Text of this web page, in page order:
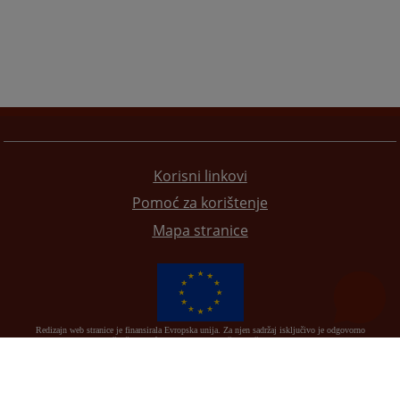
Korisni linkovi
Pomoć za korištenje
Mapa stranice
Redizajn web stranice je finansirala Evropska unija. Za njen sadržaj isključivo je odgovorno
Visoko sudsko i tužilačko vijeće BiH i ona ne odražava nužno stavove Evropske unije.